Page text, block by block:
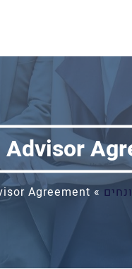
Advisor
»
Agreement